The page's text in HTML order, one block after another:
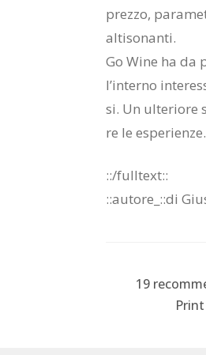
prez­zo,
al­ti­so­nan­ti.
Go Wine ha da
l’in­ter­no
si. Un ul­te­rio­re
re le espe­rien­ze.
::/full­text::
::au­to­re_::di
19
Print